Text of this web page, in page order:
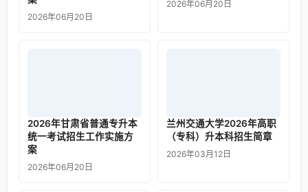
2026年06月20日
2026年06月20日
2026年甘肃省普通专升本
统一考试招生工作实施方
案
2026年06月20日
兰州交通大学2026年高职
（专科）升本科招生简章
2026年03月12日